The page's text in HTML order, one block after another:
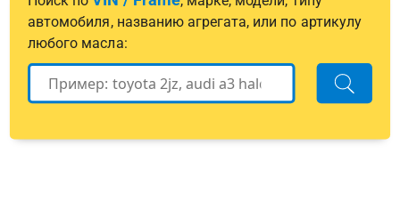
автомобиля, названию агрегата, или по артикулу
любого масла: